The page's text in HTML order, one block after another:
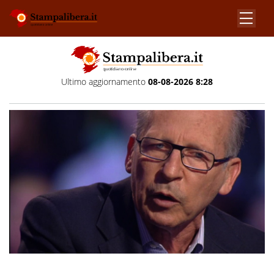
Ultimo aggiornamento 08-08-2026 8:28